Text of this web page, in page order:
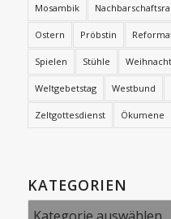
Mosambik
Ostern Pröbstin
Spielen Stühle
Weltgebetstag Westbund
Zeltgottesdienst Ökumene
KATEGORIEN
Kategorien